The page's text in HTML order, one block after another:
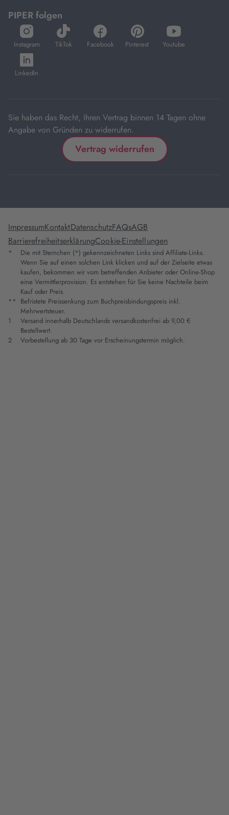
PIPER folgen
Instagram
öffnet
in
neuem
Tab
TikTok
öffnet
in
Facebook
öffnet
in
Pinterest
öffnet
in
Youtube
öffnet
in
LinkedIn
öffnet
in
Sie haben das Recht, Ihren Vertrag binnen 14 Tagen ohne
Angabe von Gründen zu widerrufen.
Vertrag widerrufen
ImpressumKontaktDatenschutzFAQsAGB
BarrierefreiheitserklärungCookie-Einstellungen
*
Die mit Sternchen (*) gekennzeichneten Links sind Affiliate-Links.
Wenn Sie auf einen solchen Link klicken und auf der Zielseite etwas
kaufen, bekommen wir vom betreffenden Anbieter oder Online-Shop
eine Vermittlerprovision. Es entstehen für Sie keine Nachteile beim
Kauf oder Preis.
** Befristete Preissenkung zum Buchpreisbindungspreis inkl.
Mehrwertsteuer.
1
Versand innerhalb Deutschlands versandkostenfrei ab 9,00 €
Bestellwert.
2
Vorbestellung ab 30 Tage vor Erscheinungstermin möglich.